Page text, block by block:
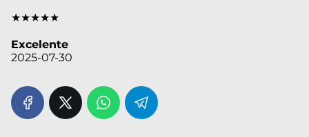
★★★★★
Excelente
2025-07-30